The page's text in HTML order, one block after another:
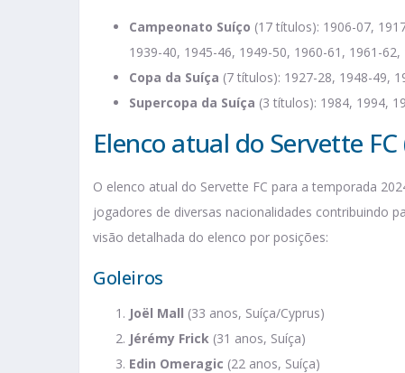
Campeonato Suíço (17 títulos): 1906-07,
1939-40, 1945-46, 1949-50, 1960-61, 1961-
Copa da Suíça (7 títulos): 1927-28, 1948-49,
Supercopa da Suíça (3 títulos): 1984, 1994,
Elenco atual do Servette
O elenco atual do Servette FC para a temporada
jogadores de diversas nacionalidades contribuindo
visão detalhada do elenco por posições:
Goleiros
Joël Mall (33 anos, Suíça/Cyprus)
Jérémy Frick (31 anos, Suíça)
Edin Omeragic (22 anos, Suíça)